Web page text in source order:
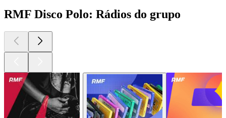
RMF Disco Polo: Rádios do grupo